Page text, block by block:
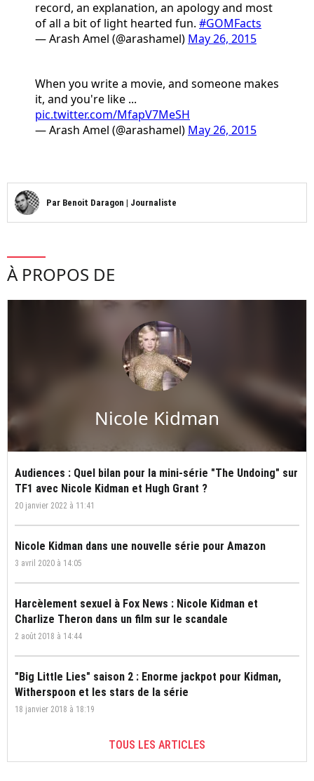
record, an explanation, an apology and most
of all a bit of light hearted fun. #GOMFacts
— Arash Amel (@arashamel) May 26, 2015
When you write a movie, and someone makes
it, and you're like ...
pic.twitter.com/MfapV7MeSH
— Arash Amel (@arashamel) May 26, 2015
Par Benoit Daragon | Journaliste
À PROPOS DE
Nicole Kidman
Audiences : Quel bilan pour la mini-série "The Undoing" sur
TF1 avec Nicole Kidman et Hugh Grant ?
20 janvier 2022 à 11:41
Nicole Kidman dans une nouvelle série pour Amazon
3 avril 2020 à 14:05
Harcèlement sexuel à Fox News : Nicole Kidman et
Charlize Theron dans un film sur le scandale
2 août 2018 à 14:44
"Big Little Lies" saison 2 : Enorme jackpot pour Kidman,
Witherspoon et les stars de la série
18 janvier 2018 à 18:19
TOUS LES ARTICLES